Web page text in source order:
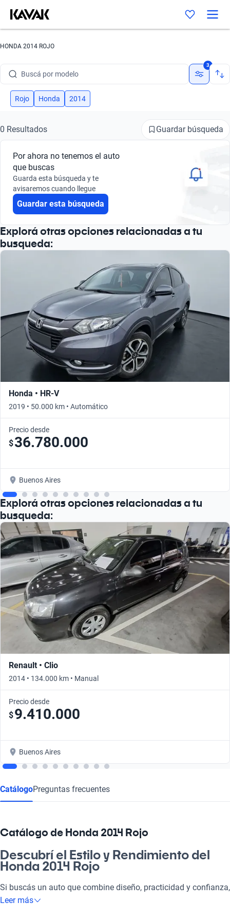
HONDA 2014 ROJO
Buscá por modelo
Buscá por versión
Buscá por marca
Buscá por modelo
Buscá por versión
3
Rojo Honda 2014
0 Resultados Guardar búsqueda
Por ahora no tenemos el auto
que buscas
Guarda esta búsqueda y te
avisaremos cuando llegue
Guardar esta búsqueda
Explorá otras opciones relacionadas a tu
busqueda:
Honda • HR-V
2019 • 50.000 km • Automático
Precio desde
$36.780.000
Buenos Aires
Explorá otras opciones relacionadas a tu
busqueda:
Renault • Clio
2014 • 134.000 km • Manual
Precio desde
$9.410.000
Buenos Aires
CatálogoPreguntas frecuentes
Catálogo de Honda 2014 Rojo
Descubrí el Estilo y Rendimiento del
Honda 2014 Rojo
Si buscás un auto que combine diseño, practicidad y confianza,
el Honda 2014 Rojo es tu mejor opción. Este vehículo se adapta
Leer más